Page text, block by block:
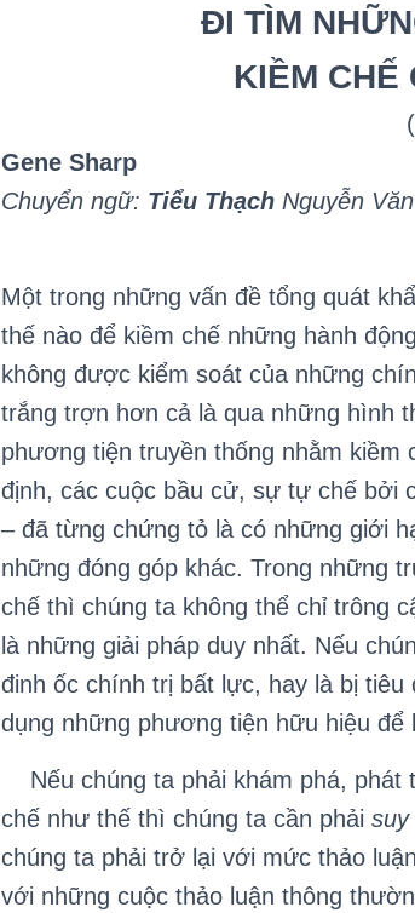
ĐI TÌM
KIỀM CHẾ
Gene Sharp
Chuyển ngữ: Tiểu Thạch Nguyễn
Một trong những vấn đề tổng quát
thế nào để kiềm chế những hành
không được kiểm soát của những
trắng trợn hơn cả là qua những hình
phương tiện truyền thống nhằm
định, các cuộc bầu cử, sự tự chế bởi
– đã từng chứng tỏ là có những giới
những đóng góp khác. Trong những
chế thì chúng ta không thể chỉ trông
là những giải pháp duy nhất. Nếu
đinh ốc chính trị bất lực, hay là bị
dụng những phương tiện hữu hiệu để
Nếu chúng ta phải khám phá, phát
chế như thế thì chúng ta cần phải
chúng ta phải trở lại với mức thảo
với những cuộc thảo luận thông